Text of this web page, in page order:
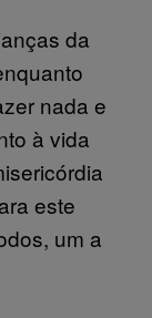
da
nada e
à vida
este
um a